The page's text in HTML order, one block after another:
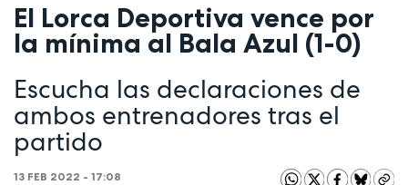
El Lorca Deportiva vence por
la mínima al Bala Azul (1-0)
Escucha las declaraciones de
ambos entrenadores tras el
partido
13 FEB 2022 - 17:08